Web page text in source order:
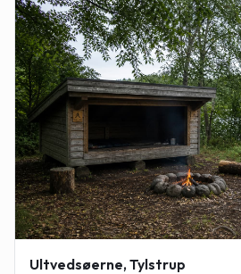
Ultvedsøerne, Tylstrup